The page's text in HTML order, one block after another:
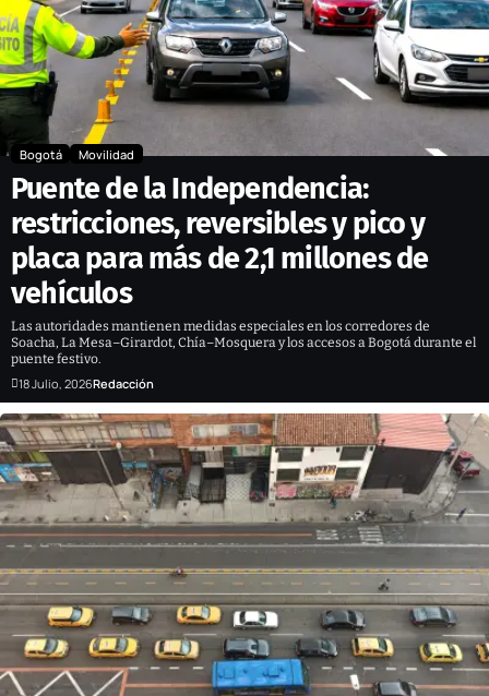
Bogotá Movilidad
Puente de la Independencia:
restricciones, reversibles y pico y
placa para más de 2,1 millones de
vehículos
Las autoridades mantienen medidas especiales en los corredores de
Soacha, La Mesa–Girardot, Chía–Mosquera y los accesos a Bogotá durante el
puente festivo.
18 Julio, 2026Redacción